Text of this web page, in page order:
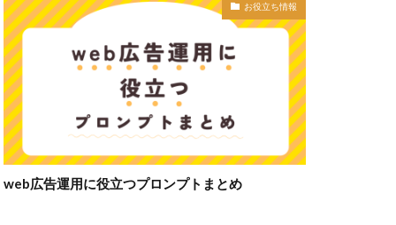
お役立ち情報
web広告運用に役立つプロンプトまとめ